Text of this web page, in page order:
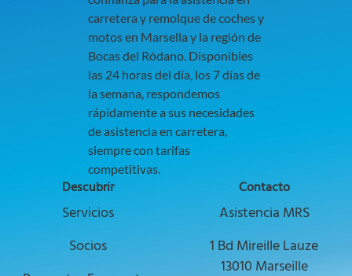
carretera y remolque de coches y
motos en Marsella y la región de
Bocas del Ródano. Disponibles
las 24 horas del día, los 7 días de
la semana, respondemos
rápidamente a sus necesidades
de asistencia en carretera,
siempre con tarifas
competitivas.
Descubrir
ServiciosDescubra nuestros servicios para
SociosExplore oportunidades de colaboración
Contacto
Asistencia MRS
1 Bd Mireille Lauze
13010 Marseille